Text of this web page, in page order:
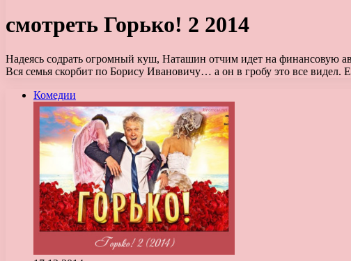
смотреть Горько! 2 2014
Надеясь содрать огромный куш, Наташин отчим идет на финансовую
Вся семья скорбит по Борису Ивановичу… а он в гробу это все
Комедии